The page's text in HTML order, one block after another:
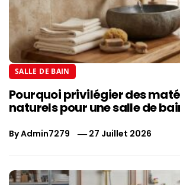
SALLE DE BAIN
Pourquoi privilégier des
naturels pour une salle de
ByAdmin7279 27 Juillet 2026